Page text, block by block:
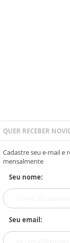
QUER RECEBER
Cadastre seu e-mail e
mensalmente
Seu nome:
Seu email: